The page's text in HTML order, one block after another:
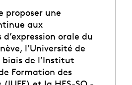
proposer une
aux
d’expression orale du
l’Université de
biais de l’Institut
Formation des